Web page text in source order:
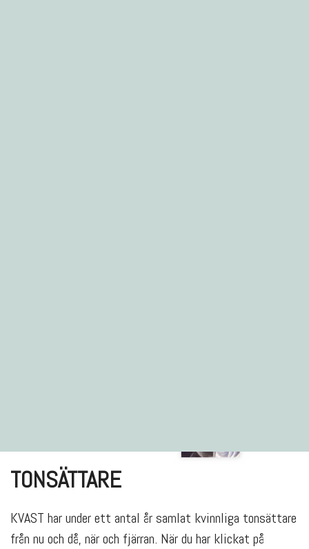
TONSÄTTARE
KVAST har under ett antal år samlat kvinnliga tonsättare
från nu och då, när och fjärran. När du har klickat på